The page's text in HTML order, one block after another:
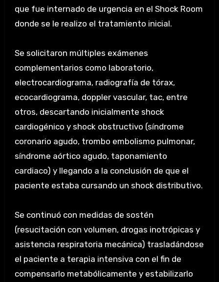
que fue internado de urgencia en el Shock Room
donde se le realizo el tratamiento inicial.
Se solicitaron múltiples exámenes
complementarios como laboratorio,
electrocardiograma, radiografía de tórax,
ecocardiograma, doppler vascular, tac, entre
otros, descartando inicialmente shock
cardiogénico y shock obstructivo (síndrome
coronario agudo, trombo embolismo pulmonar,
síndrome aórtico agudo, taponamiento
cardiaco) y llegando a la conclusión de que el
paciente estaba cursando un shock distributivo.
Se continuó con medidas de sostén
(resucitación con volumen, drogas inotrópicas y
asistencia respiratoria mecánica) trasladándose
el paciente a terapia intensiva con el fin de
compensarlo metabólicamente y estabilizarlo